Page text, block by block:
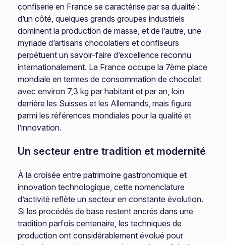
confiserie en France se caractérise par sa dualité :
d’un côté, quelques grands groupes industriels
dominent la production de masse, et de l’autre, une
myriade d’artisans chocolatiers et confiseurs
perpétuent un savoir-faire d’excellence reconnu
internationalement. La France occupe la 7ème place
mondiale en termes de consommation de chocolat
avec environ 7,3 kg par habitant et par an, loin
derrière les Suisses et les Allemands, mais figure
parmi les références mondiales pour la qualité et
l’innovation.
Un secteur entre tradition et modernité
À la croisée entre patrimoine gastronomique et
innovation technologique, cette nomenclature
d’activité reflète un secteur en constante évolution.
Si les procédés de base restent ancrés dans une
tradition parfois centenaire, les techniques de
production ont considérablement évolué pour